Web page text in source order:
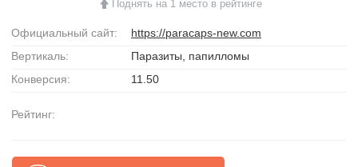
Поднять на 1 место в рейтинге
Официальный сайт:
https://paracaps-new.com
Вертикаль:
Паразиты, папилломы
Конверсия:
11.50
Рейтинг: